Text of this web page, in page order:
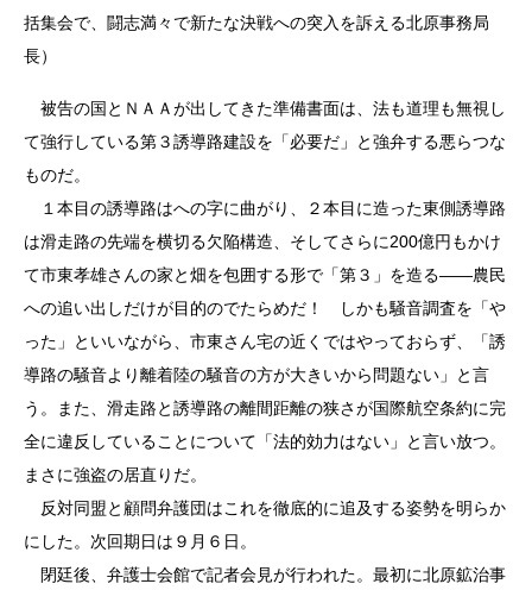
括集会で、闘志満々で新たな決戦への突入を訴える北原事務局
長）
被告の国とＮＡＡが出してきた準備書面は、法も道理も無視し
て強行している第３誘導路建設を「必要だ」と強弁する悪らつな
ものだ。
１本目の誘導路はへの字に曲がり、２本目に造った東側誘導路
は滑走路の先端を横切る欠陥構造、そしてさらに200億円もかけ
て市東孝雄さんの家と畑を包囲する形で「第３」を造る――農民
への追い出しだけが目的のでたらめだ！ しかも騒音調査を「や
った」といいながら、市東さん宅の近くではやっておらず、「誘
導路の騒音より離着陸の騒音の方が大きいから問題ない」と言
う。また、滑走路と誘導路の離間距離の狭さが国際航空条約に完
全に違反していることについて「法的効力はない」と言い放つ。
まさに強盗の居直りだ。
反対同盟と顧問弁護団はこれを徹底的に追及する姿勢を明らか
にした。次回期日は９月６日。
閉廷後、弁護士会館で記者会見が行われた。最初に北原鉱治事